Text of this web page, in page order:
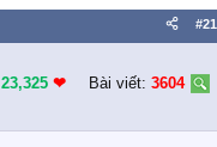
#21
23,325 ❤︎ Bài viết: 3604